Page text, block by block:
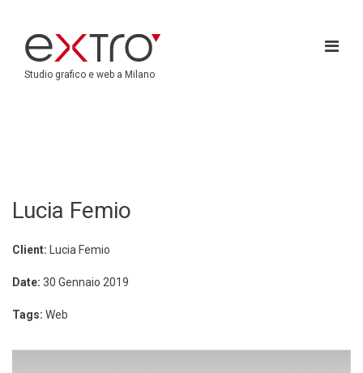
Studio grafico e web a Milano
Lucia Femio
Client: Lucia Femio
Date: 30 Gennaio 2019
Tags: Web